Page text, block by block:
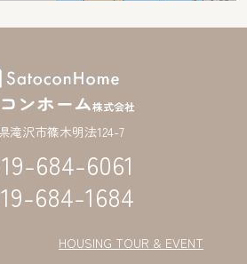
ンホーム株式会社
滝沢市篠木明法124-7
684-6061
684-1684
HOUSING TOUR & EVENT